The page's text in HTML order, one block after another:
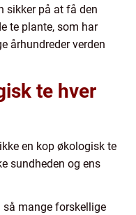
sikker på at få den
te plante, som har
århundreder verden
te hver
en kop økologisk te
sundheden og ens
så mange forskellige